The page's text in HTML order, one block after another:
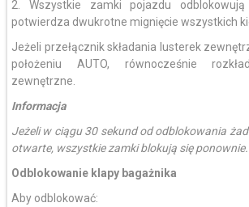
2. Wszystkie zamki pojazdu odblokowują
potwierdza dwukrotne mignięcie wszystkich
Jeżeli przełącznik składania lusterek
położeniu AUTO, równocześnie
zewnętrzne.
Informacja
Jeżeli w ciągu 30 sekund od odblokowania
otwarte, wszystkie zamki blokują się ponownie.
Odblokowanie klapy bagażnika
Aby odblokować: